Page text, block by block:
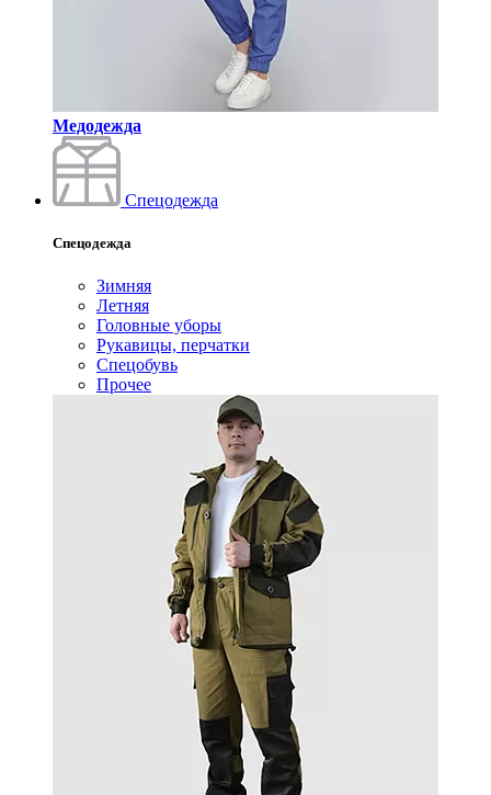
Медодежда
Спецодежда
Спецодежда
Зимняя
Летняя
Головные уборы
Рукавицы, перчатки
Спецобувь
Прочее